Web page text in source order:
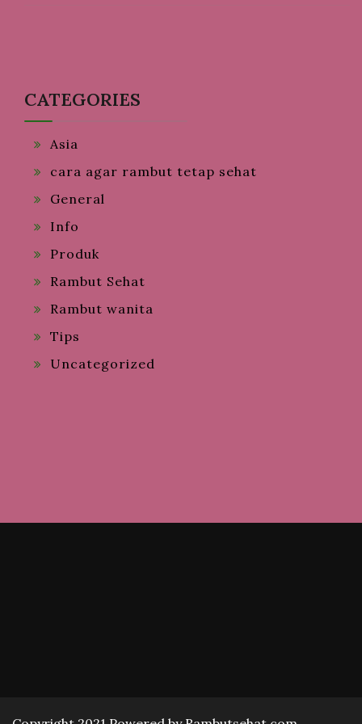
CATEGORIES
Asia
cara agar rambut tetap sehat
General
Info
Produk
Rambut Sehat
Rambut wanita
Tips
Uncategorized